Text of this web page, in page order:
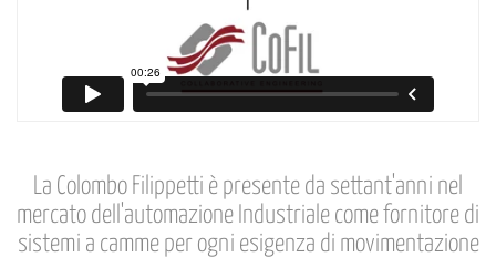
La Colombo Filippetti è presente da settant'anni nel
mercato dell'automazione Industriale come fornitore di
sistemi a camme per ogni esigenza di movimentazione